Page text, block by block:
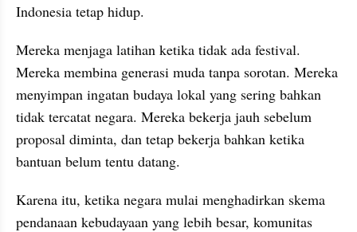
Indonesia tetap hidup.
Mereka menjaga latihan ketika tidak ada festival.
Mereka membina generasi muda tanpa sorotan. Mereka
menyimpan ingatan budaya lokal yang sering bahkan
tidak tercatat negara. Mereka bekerja jauh sebelum
proposal diminta, dan tetap bekerja bahkan ketika
bantuan belum tentu datang.
Karena itu, ketika negara mulai menghadirkan skema
pendanaan kebudayaan yang lebih besar, komunitas